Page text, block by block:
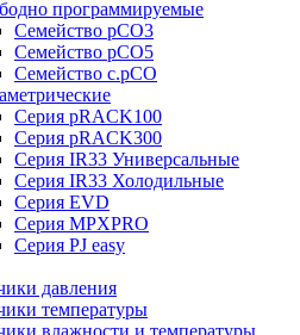
программируемые
Семейство pCO3
Семейство pCO5
Семейство c.pCO
Серия pRACK100
Серия pRACK300
Серия IR33 Универсальные
Серия IR33 Холодильные
Серия EVD
Серия MPXPRO
Серия PJ easy
давления
температуры
влажности и температуры